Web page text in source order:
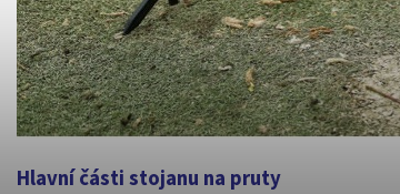
Hlavní části stojanu na pruty